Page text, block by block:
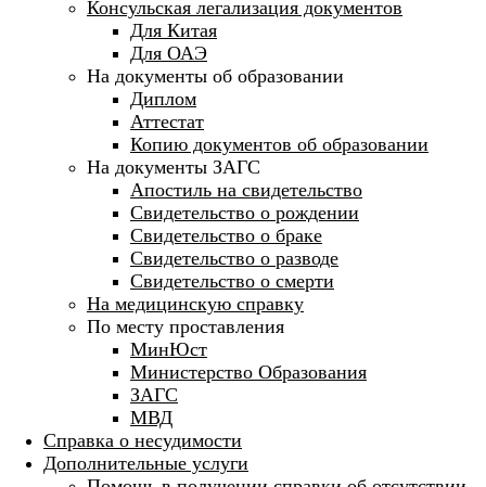
Консульская легализация документов
Для Китая
Для ОАЭ
На документы об образовании
Диплом
Аттестат
Копию документов об образовании
На документы ЗАГС
Апостиль на свидетельство
Свидетельство о рождении
Свидетельство о браке
Свидетельство о разводе
Свидетельство о смерти
На медицинскую справку
По месту проставления
МинЮст
Министерство Образования
ЗАГС
МВД
Справка о несудимости
Дополнительные услуги